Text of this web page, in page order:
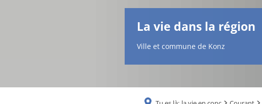
La vie dans la région
Ville et commune de Konz